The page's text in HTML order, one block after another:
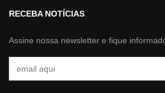
RECEBA NOTÍCIAS
Assine nossa newsletter e fique